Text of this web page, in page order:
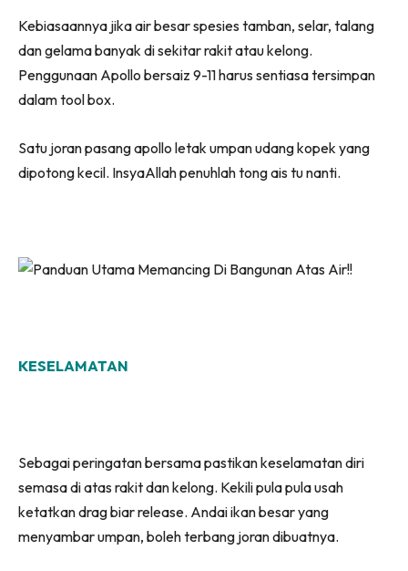
Kebiasaannya jika air besar spesies tamban, selar, talang
dan gelama banyak di sekitar rakit atau kelong.
Penggunaan Apollo bersaiz 9-11 harus sentiasa tersimpan
dalam tool box.
Satu joran pasang apollo letak umpan udang kopek yang
dipotong kecil. InsyaAllah penuhlah tong ais tu nanti.
KESELAMATAN
Sebagai peringatan bersama pastikan keselamatan diri
semasa di atas rakit dan kelong. Kekili pula pula usah
ketatkan drag biar release. Andai ikan besar yang
menyambar umpan, boleh terbang joran dibuatnya.